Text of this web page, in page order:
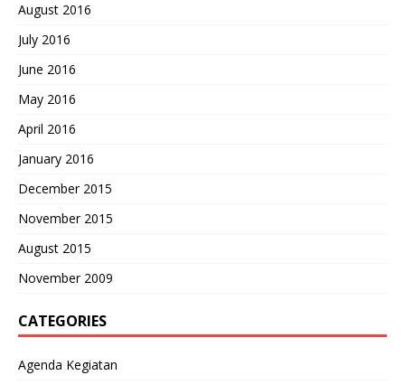
August 2016
July 2016
June 2016
May 2016
April 2016
January 2016
December 2015
November 2015
August 2015
November 2009
CATEGORIES
Agenda Kegiatan